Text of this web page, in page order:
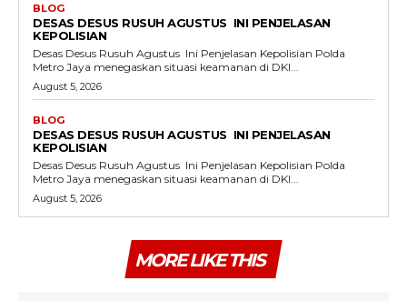
BLOG
DESAS DESUS RUSUH AGUSTUS INI PENJELASAN
KEPOLISIAN
Desas Desus Rusuh Agustus Ini Penjelasan Kepolisian Polda
Metro Jaya menegaskan situasi keamanan di DKI...
August 5, 2026
BLOG
DESAS DESUS RUSUH AGUSTUS INI PENJELASAN
KEPOLISIAN
Desas Desus Rusuh Agustus Ini Penjelasan Kepolisian Polda
Metro Jaya menegaskan situasi keamanan di DKI...
August 5, 2026
MORE LIKE THIS